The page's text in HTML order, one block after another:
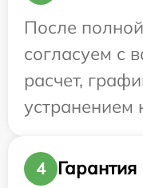
После
согласуем с
расчет,
устранением
4 Гарантия